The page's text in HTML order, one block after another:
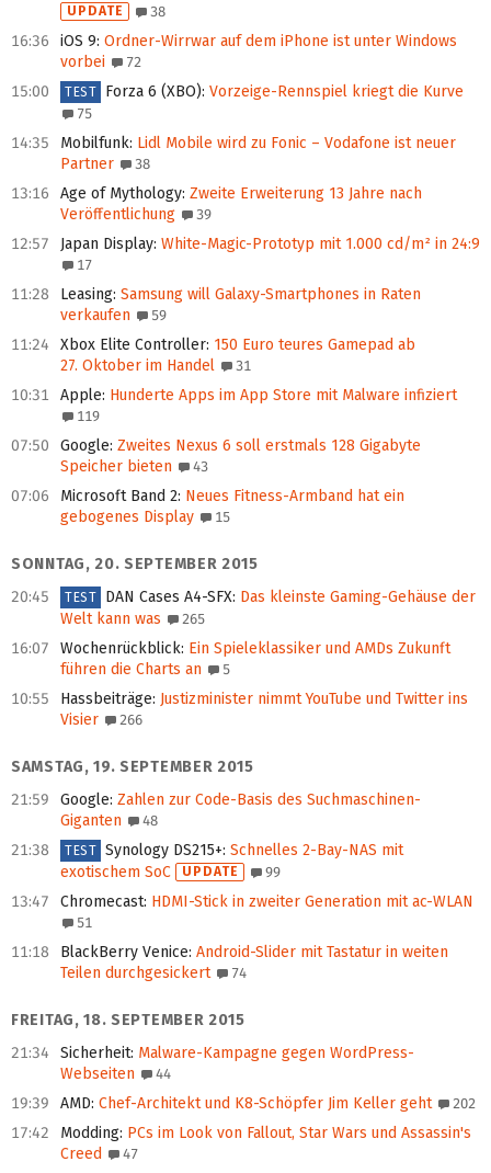
UPDATE 38
16:36 iOS 9: Ordner-Wirrwar auf dem iPhone ist unter Windows
vorbei
72
15:00 TEST Forza 6 (XBO): Vorzeige-Rennspiel kriegt die Kurve
75
14:35 Mobilfunk: Lidl Mobile wird zu Fonic – Vodafone ist neuer
Partner
38
13:16 Age of Mythology: Zweite Erweiterung 13 Jahre nach
Veröffentlichung
39
12:57 Japan Display: White-Magic-Prototyp mit 1.000 cd/m² in 24:9
17
11:28 Leasing: Samsung will Galaxy-Smartphones in Raten
verkaufen
59
11:24 Xbox Elite Controller: 150 Euro teures Gamepad ab
27. Oktober im Handel
31
10:31 Apple: Hunderte Apps im App Store mit Malware infiziert
119
07:50 Google: Zweites Nexus 6 soll erstmals 128 Gigabyte
Speicher bieten
43
07:06 Microsoft Band 2: Neues Fitness-Armband hat ein
gebogenes Display
15
SONNTAG, 20. SEPTEMBER 2015
20:45
TEST DAN Cases A4-SFX: Das kleinste Gaming-Gehäuse der
Welt kann was
265
16:07 Wochenrückblick: Ein Spieleklassiker und AMDs Zukunft
führen die Charts an
5
10:55 Hassbeiträge: Justizminister nimmt YouTube und Twitter ins
Visier
266
SAMSTAG, 19. SEPTEMBER 2015
21:59
Google: Zahlen zur Code-Basis des Suchmaschinen-
Giganten
48
21:38 TEST Synology DS215+: Schnelles 2-Bay-NAS mit
exotischem SoC
UPDATE 99
13:47 Chromecast: HDMI-Stick in zweiter Generation mit ac-WLAN
51
11:18 BlackBerry Venice: Android-Slider mit Tastatur in weiten
Teilen durchgesickert
74
FREITAG, 18. SEPTEMBER 2015
21:34
Sicherheit: Malware-Kampagne gegen WordPress-
Webseiten
44
19:39 AMD: Chef-Architekt und K8-Schöpfer Jim Keller geht 202
17:42 Modding: PCs im Look von Fallout, Star Wars und Assassin's
Creed
47